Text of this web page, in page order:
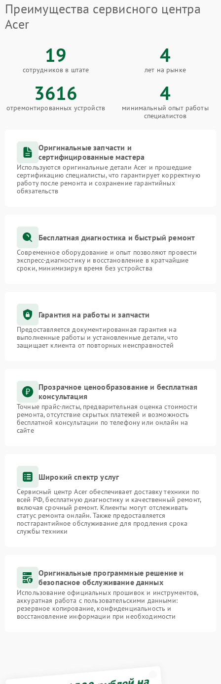
Преимущества сервисного центра
Acer
19
сотрудников в штате
4
лет на рынке
3616
отремонтированных устройств
4
минимальный опыт работы
специалистов
Оригинальные запчасти и
сертифицированные мастера
Используются оригинальные детали Acer и прошедшие
сертификацию специалисты, что гарантирует корректную
работу после ремонта и сохранение гарантийных
обязательств
Бесплатная диагностика и быстрый ремонт
Современное оборудование и опыт позволяют провести
экспресс-диагностику и восстановление в кратчайшие
сроки, минимизируя время без устройства
Гарантия на работы и запчасти
Предоставляется документированная гарантия на
выполненные работы и установленные детали, что
защищает клиента от повторных неисправностей
Прозрачное ценообразование и бесплатная
консультация
Точные прайс-листы, предварительная оценка стоимости
ремонта, отсутствие скрытых платежей и возможность
бесплатной консультации по телефону или онлайн на
сайте
Широкий спектр услуг
Сервисный центр Acer обеспечивает доставку техники по
всей РФ, бесплатную диагностику и качественный ремонт,
включая срочный ремонт. Клиенты могут отслеживать
статус ремонта онлайн. Также предоставляется
постгарантийное обслуживание для продления срока
службы техники
Оригинальные программные решение и
безопасное обслуживание данных
Использование официальных прошивок и инструментов,
аккуратная работа с пользовательскими данными:
резервное копирование, конфиденциальность и
восстановление информации при необходимости